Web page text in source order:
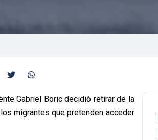
Gabriel Boric decidió retirar de la
migrantes que pretenden acceder